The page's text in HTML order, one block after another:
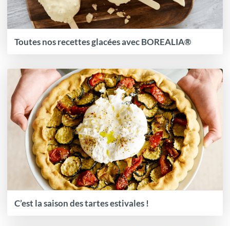
Toutes nos recettes glacées avec BOREALIA®
C’est la saison des tartes estivales !